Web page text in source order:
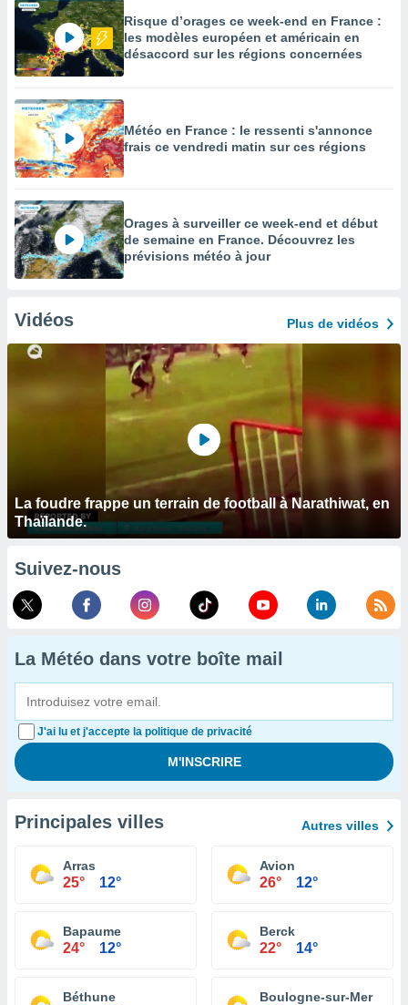
Risque d’orages ce week-end en France :
les modèles européen et américain en
désaccord sur les régions concernées
Météo en France : le ressenti s'annonce
frais ce vendredi matin sur ces régions
Orages à surveiller ce week-end et début
de semaine en France. Découvrez les
prévisions météo à jour
Vidéos Plus de vidéos
La foudre frappe un terrain de football à Narathiwat, en
Thaïlande.
Suivez-nous
La Météo dans votre boîte mail
J'ai lu et j'accepte la politique de privacité
Principales villes Autres villes
Arras
25° 12°
Avion
26° 12°
Bapaume
24° 12°
Berck
22° 14°
Béthune Boulogne-sur-Mer